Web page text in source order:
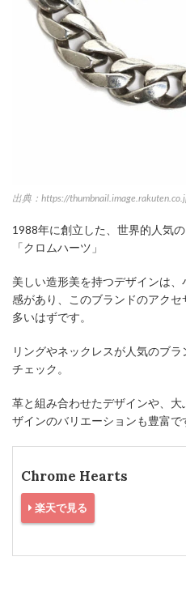
出典：https://
1988年に創立した、世界的人気
「クロムハーツ」
美しい造形美を持つデザインは
感があり、このブランドのアク
多いはずです。
リングやネックレスが人気のブ
チェック。
革と組み合わせたデザインや、
ザインのバリエーションも豊富で
Chrome Hearts
楽天で見る